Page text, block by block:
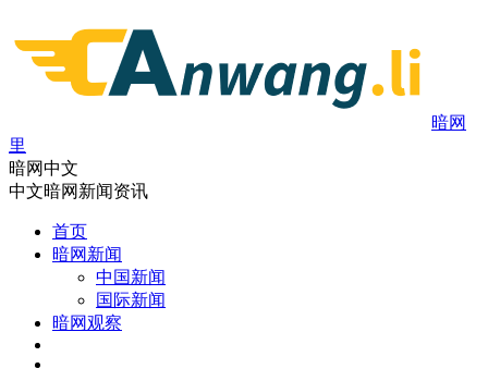
暗网
里
暗网中文
中文暗网新闻资讯
首页
暗网新闻
中国新闻
国际新闻
暗网观察